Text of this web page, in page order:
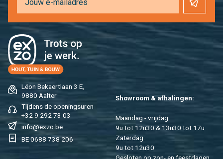
Léon Be­kaert­laan 3 E,
9880 Aal­ter
Tij­dens de ope­nings­uren
+32 9 292 73 03
info@​exzo.​be
BE 0688 738 206
Show­room & af­ha­lin­gen:
Maan­dag - vrij­dag:
9u tot 12u30 & 13u30 tot 17u
Za­ter­dag:
9u tot 12u30